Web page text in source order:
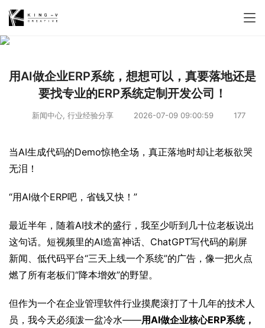
用AI做企业ERP系统，想想可以，真要落地还是
要找专业的ERP系统定制开发公司！
新闻中心, 行业经验分享 2026-07-09 09:00:59 177
当AI生成代码的Demo惊艳全场，真正落地时却让老板欲哭
无泪！
“用AI做个ERP吧，省钱又快！”
最近半年，随着AI技术的盛行，我至少听到几十位老板说出
这句话。短视频里的AI造富神话、ChatGPT写代码的刷屏
新闻、低代码平台“三天上线一个系统”的广告，像一把火点
燃了所有老板们“降本增效”的野望。
但作为一个在企业管理软件行业摸爬滚打了十几年的技术人
员，我今天必须泼一盆冷水——用AI做企业核心ERP系统，